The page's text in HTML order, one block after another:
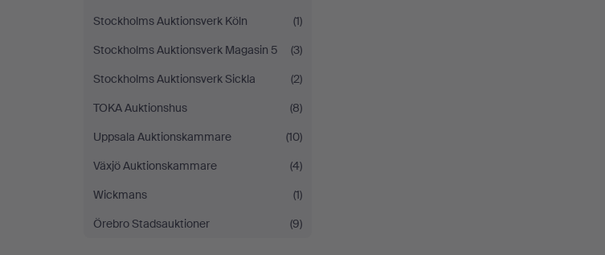
Stockholms Auktionsverk Köln
(1)
Stockholms Auktionsverk Magasin 5
(3)
Stockholms Auktionsverk Sickla
(2)
TOKA Auktionshus
(8)
Uppsala Auktionskammare
(10)
Växjö Auktionskammare
(4)
Wickmans
(1)
Örebro Stadsauktioner
(9)